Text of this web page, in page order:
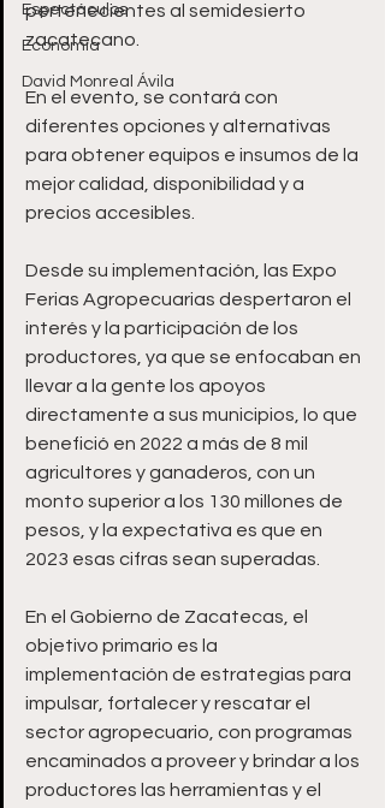
Espectáculos
Economía
David Monreal Ávila
pertenecientes al semidesierto
zacatecano.
En el evento, se contará con
diferentes opciones y alternativas
para obtener equipos e insumos de la
mejor calidad, disponibilidad y a
precios accesibles.
Desde su implementación, las Expo
Ferias Agropecuarias despertaron el
interés y la participación de los
productores, ya que se enfocaban en
llevar a la gente los apoyos
directamente a sus municipios, lo que
benefició en 2022 a más de 8 mil
agricultores y ganaderos, con un
monto superior a los 130 millones de
pesos, y la expectativa es que en
2023 esas cifras sean superadas.
En el Gobierno de Zacatecas, el
objetivo primario es la
implementación de estrategias para
impulsar, fortalecer y rescatar el
sector agropecuario, con programas
encaminados a proveer y brindar a los
productores las herramientas y el